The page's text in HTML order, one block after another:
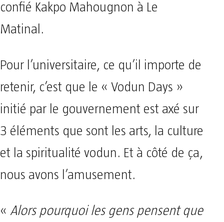
confié Kakpo Mahougnon à Le
Matinal.
Pour l’universitaire, ce qu’il importe de
retenir, c’est que le « Vodun Days »
initié par le gouvernement est axé sur
3 éléments que sont les arts, la culture
et la spiritualité vodun. Et à côté de ça,
nous avons l’amusement.
« Alors pourquoi les gens pensent que